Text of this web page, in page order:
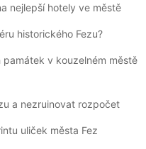
nejlepší hotely ve městě
historického Fezu?
v kouzelném městě
a nezruinovat rozpočet
uliček města Fez